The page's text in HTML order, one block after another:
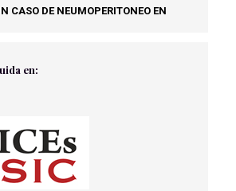
CASO DE NEUMOPERITONEO EN
EN NUTRICIÓN
PARA ENFERMERÍA
09/2024
ESTENOSIS HIPERTRÓFICA DE PÍLORO
en: